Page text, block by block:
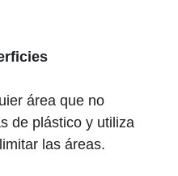
área que no
de plástico y utiliza
las áreas.